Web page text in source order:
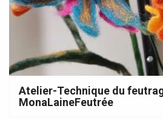
Atelier-Technique du
MonaLaineFeutrée